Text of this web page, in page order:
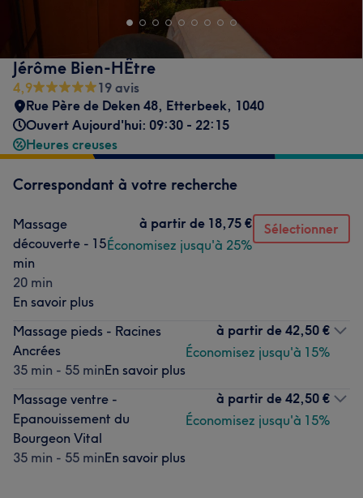
Jérôme Bien-HÊtre
4,9
19 avis
Rue Père de Deken 48, Etterbeek, 1040
Ouvert Aujourd'hui: 09:30 - 22:15
Heures creuses
Correspondant à votre recherche
Massage
découverte - 15
min
20 min
En savoir plus
à partir de 18,75 €
Économisez jusqu'à 25%
Sélectionner
Massage pieds - Racines
Ancrées
35 min - 55 minEn savoir plus
à partir de 42,50 €
Économisez jusqu'à 15%
Massage ventre -
Epanouissement du
Bourgeon Vital
35 min - 55 minEn savoir plus
à partir de 42,50 €
Économisez jusqu'à 15%